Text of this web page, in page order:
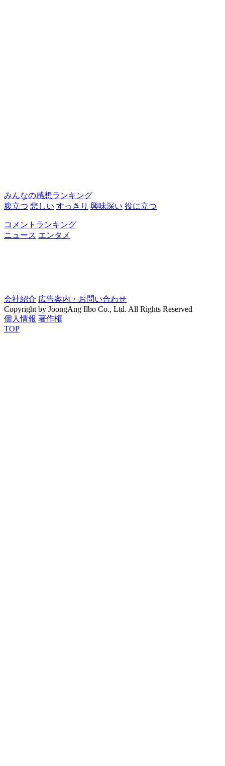
みんなの感想ランキング
腹立つ 悲しい すっきり 興味深い 役に立つ
コメントランキング
ニュース エンタメ
会社紹介 広告案内・お問い合わせ
Copyright by JoongAng Ilbo Co., Ltd. All Rights Reserved
個人情報 著作権
TOP